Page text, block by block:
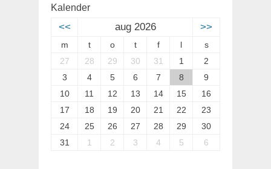
Kalender
<< aug 2026 >>
m t o t f l
s
27
28 29 30 31 1
2
3
4 5 6 7 8
9
10
11 12 13 14 15
16
17
18 19 20 21 22
23
24
25 26 27 28 29
30
31
1 2 3 4 5 6